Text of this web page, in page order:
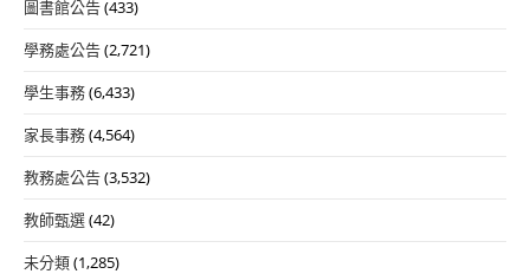
圖書館公告(433)
學務處公告(2,721)
學生事務(6,433)
家長事務(4,564)
教務處公告(3,532)
教師甄選(42)
未分類(1,285)